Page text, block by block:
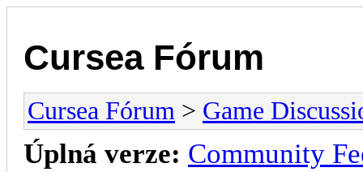
Cursea Fórum
Cursea Fórum > Game
Úplná verze: Community